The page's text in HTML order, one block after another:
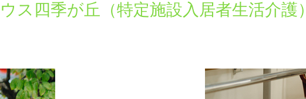
ス四季が丘（特定施設入居者生活介護）